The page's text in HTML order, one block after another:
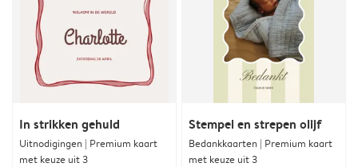
In strikken gehuld
Uitnodigingen | Premium kaart
met keuze uit 3
Stempel en strepen olijf
Bedankkaarten | Premium kaart
met keuze uit 3